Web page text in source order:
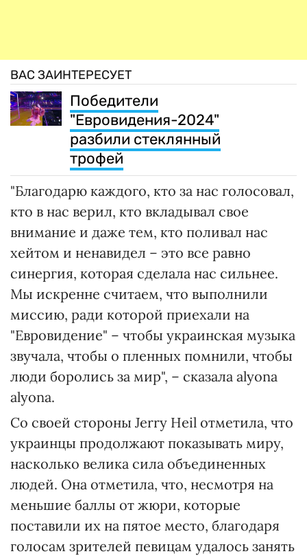
ВАС ЗАИНТЕРЕСУЕТ
Победители
"Евровидения-2024"
разбили стеклянный
трофей
"Благодарю каждого, кто за нас голосовал,
кто в нас верил, кто вкладывал свое
внимание и даже тем, кто поливал нас
хейтом и ненавидел – это все равно
синергия, которая сделала нас сильнее.
Мы искренне считаем, что выполнили
миссию, ради которой приехали на
"Евровидение" – чтобы украинская музыка
звучала, чтобы о пленных помнили, чтобы
люди боролись за мир", – сказала alyona
alyona.
Со своей стороны Jerry Heil отметила, что
украинцы продолжают показывать миру,
насколько велика сила объединенных
людей. Она отметила, что, несмотря на
меньшие баллы от жюри, которые
поставили их на пятое место, благодаря
голосам зрителей певицам удалось занять